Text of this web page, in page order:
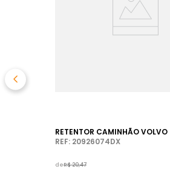
RETENTOR CAMINHÃO VOLVO
REF: 20926074DX
deR$20,47